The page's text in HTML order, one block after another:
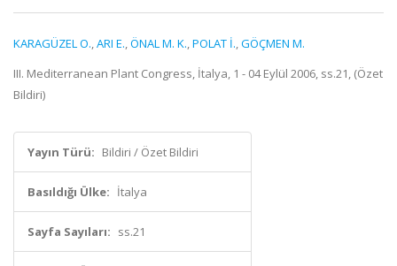
KARAGÜZEL O.,ARI E.,ÖNAL M. K.,POLAT İ.,GÖÇMEN M.
III. Mediterranean Plant Congress, İtalya, 1 - 04 Eylül 2006, ss.21, (Özet
Bildiri)
Yayın Türü: Bildiri / Özet Bildiri
Basıldığı Ülke: İtalya
Sayfa Sayıları: ss.21